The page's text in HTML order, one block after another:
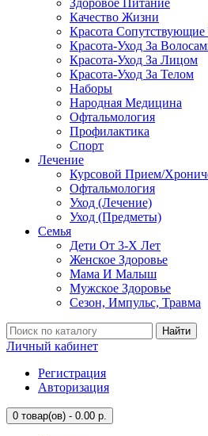
Здоровое Питание
Качество Жизни
Красота
Красота-Уход За
Красота-Уход За Лицом
Красота-Уход За Телом
Наборы
Народная Медицина
Офтальмология
Профилактика
Спорт
Лечение
Курсовой Прием/
Офтальмология
Уход (Лечение)
Уход (Предметы)
Семья
Дети От 3-Х Лет
Женское Здоровье
Мама И Малыш
Мужское Здоровье
Сезон, Импульс, Травма
Найти
Личный кабинет
Регистрация
Авторизация
0 товар(ов) - 0.00 р.